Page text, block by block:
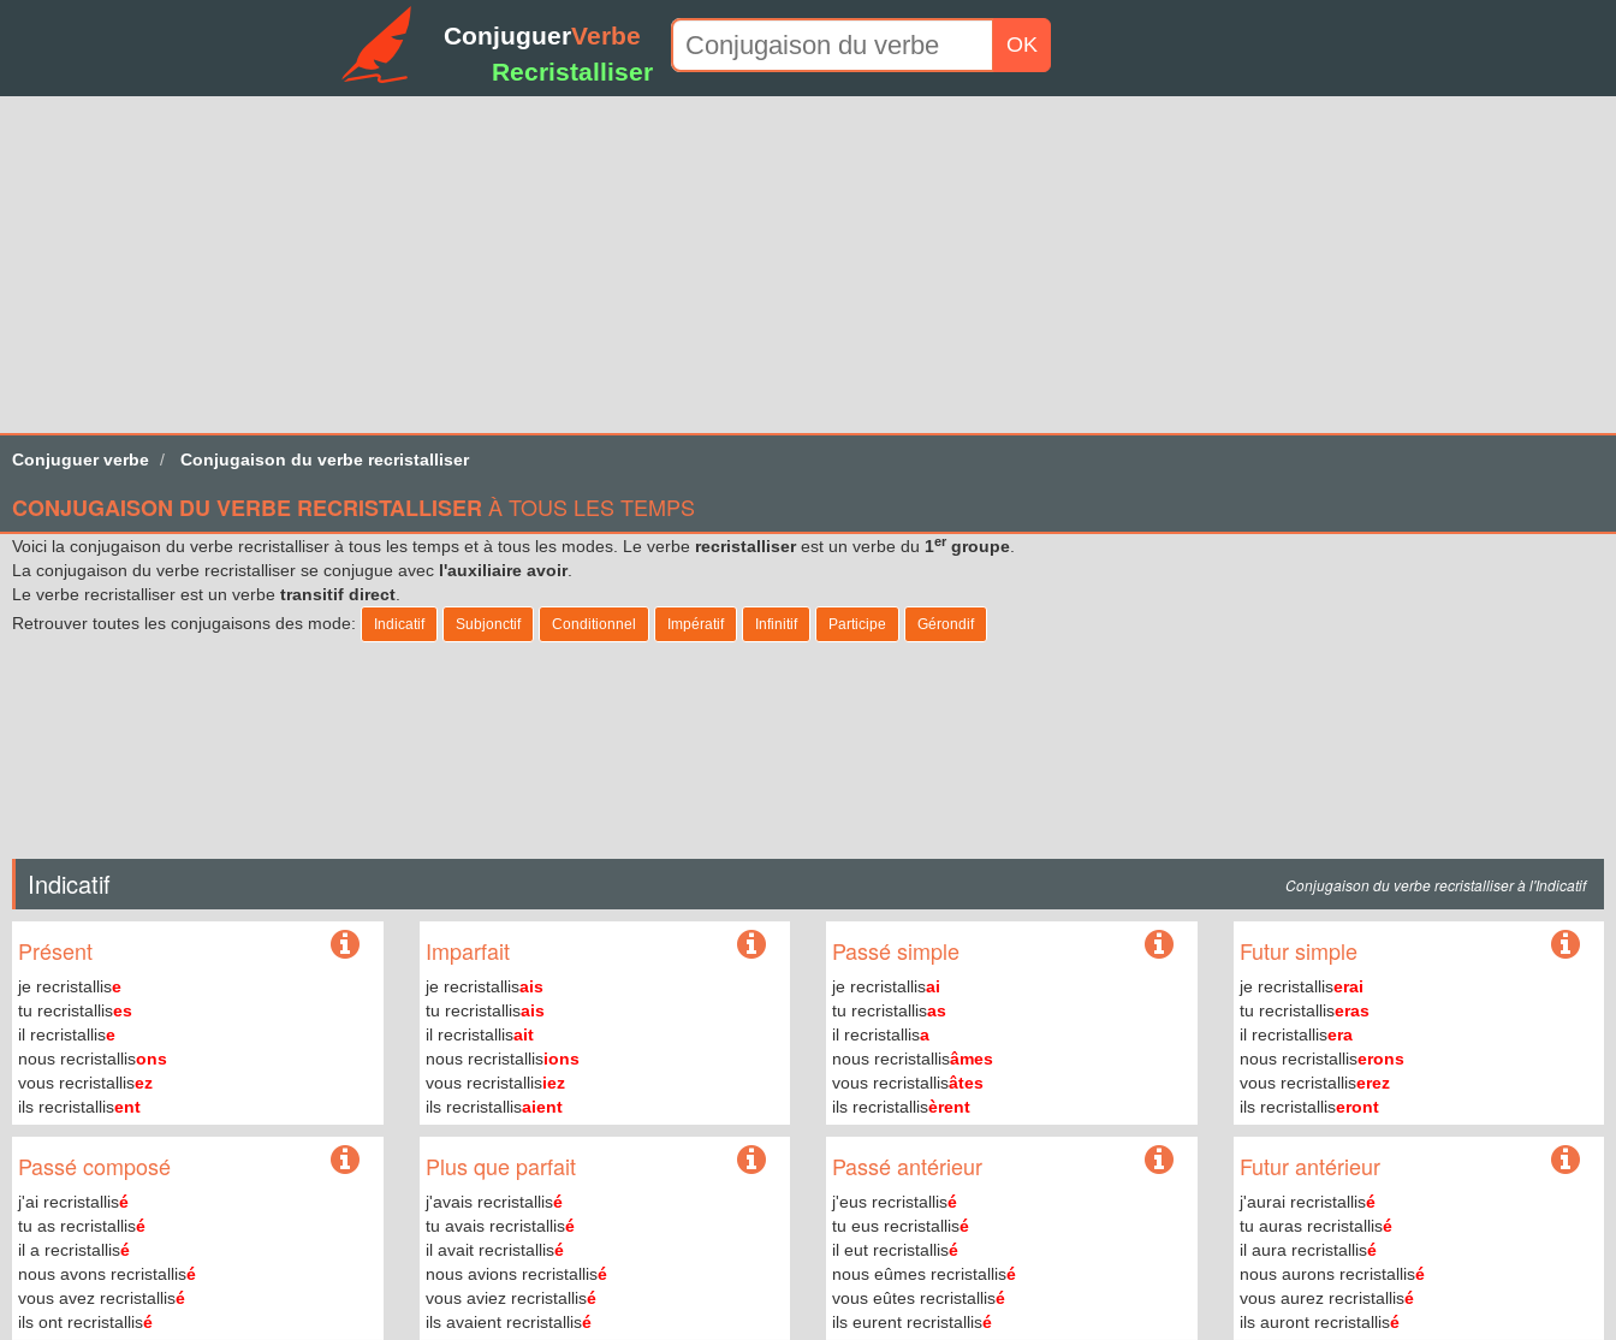
ConjuguerVerbe
Recristalliser
OK
Conjuguer verbe Conjugaison du verbe recristalliser
CONJUGAISON DU VERBE RECRISTALLISER À TOUS LES TEMPS
Voici la conjugaison du verbe recristalliser à tous les temps et à tous les modes. Le verbe recristalliserest un verbe du 1er groupe
La conjugaison du verbe recristalliser se conjugue avec l'auxiliaire avoir.
Le verbe recristalliser est un verbe transitif direct
Retrouver toutes les conjugaisons des mode:
Indicatif Subjonctif Conditionnel Impératif Infinitif Participe Gérondif
Indicatif Conjugaison du verbe recristalliser à l'Indicatif
Présent
je recristallise
tu recristallises
il recristallise
nous recristallisons
vous recristallisez
ils recristallisent
Imparfait
je recristallisais
tu recristallisais
il recristallisait
nous recristallisions
vous recristallisiez
ils recristallisaient
Passé simple
je recristallisai
tu recristallisas
il recristallisa
nous recristallisâmes
vous recristallisâtes
ils recristallisèrent
Futur simple
je recristalliserai
tu recristalliseras
il recristallisera
nous recristalliserons
vous recristalliserez
ils recristalliseront
Passé composé
j'ai recristallisé
tu as recristallisé
il a recristallisé
nous avons recristallisé
vous avez recristallisé
ils ont recristallisé
Plus que parfait
j'avais recristallisé
tu avais recristallisé
il avait recristallisé
nous avions recristallisé
vous aviez recristallisé
ils avaient recristallisé
Passé antérieur
j'eus recristallisé
tu eus recristallisé
il eut recristallisé
nous eûmes recristallisé
vous eûtes recristallisé
ils eurent recristallisé
Futur antérieur
j'aurai recristallisé
tu auras recristallisé
il aura recristallisé
nous aurons recristallisé
vous aurez recristallisé
ils auront recristallisé